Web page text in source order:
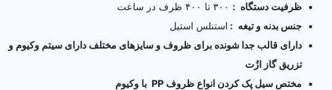
ظرفیت دستگاه :
جنس بدنه و تیغه : استنلس استیل
دارای قالب جدا شونده برای ظروف و سایزهای مختلف دارای سیتم وکیوم و
تزریق گاز ازُت
مختص سیل پک کردن انواع ظروف PP با وکیوم